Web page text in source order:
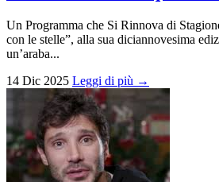
Un Programma che Si Rinnova di
con le stelle”, alla sua diciannovesima
un’araba...
14 Dic 2025 Leggi di più →